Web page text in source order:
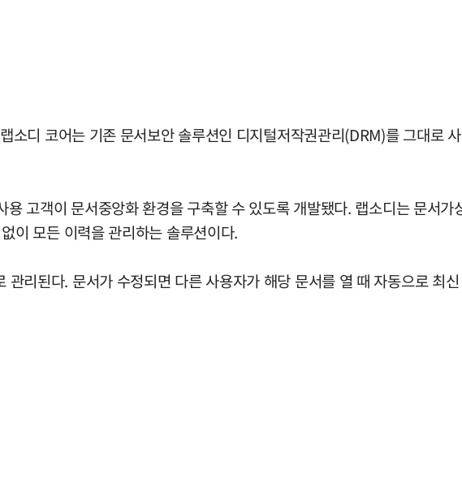
디 코어는 기존 문서보안 솔루션인 디지털저작권관리(DRM)를 그대로
고객이 문서중앙화 환경을 구축할 수 있도록 개발됐다. 랩소디는 문서가
이 모든 이력을 관리하는 솔루션이다.
리된다. 문서가 수정되면 다른 사용자가 해당 문서를 열 때 자동으로 최